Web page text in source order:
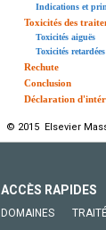
Indications et
Toxicités des
Toxicités aiguës
Toxicités retardées
Rechute
Conclusion
Déclaration
© 2015 Elsevier
ACCÈS RAPIDES
DOMAINES